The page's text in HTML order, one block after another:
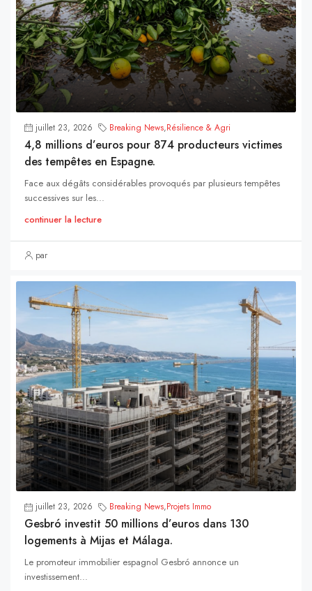
juillet 23, 2026 Breaking News,Résilience & Agri
4,8 millions d’euros pour 874 producteurs victimes
des tempêtes en Espagne.
Face aux dégâts considérables provoqués par plusieurs tempêtes
successives sur les...
continuer la lecture
par
juillet 23, 2026 Breaking News,Projets Immo
Gesbró investit 50 millions d’euros dans 130
logements à Mijas et Málaga.
Le promoteur immobilier espagnol Gesbró annonce un
investissement...